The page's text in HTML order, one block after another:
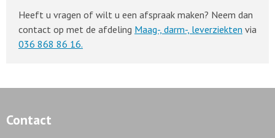
Heeft u vragen of wilt u een afspraak maken? Neem dan
contact op met de afdeling Maag-, darm-, leverziekten via
036 868 86 16.
Contact